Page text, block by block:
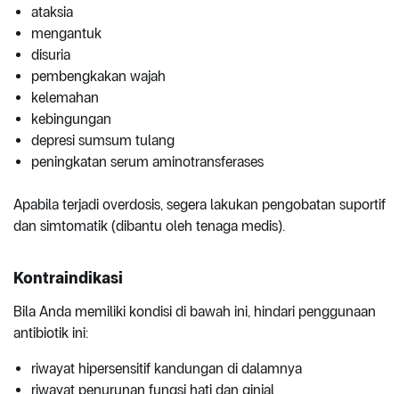
ataksia
mengantuk
disuria
pembengkakan wajah
kelemahan
kebingungan
depresi sumsum tulang
peningkatan serum aminotransferases
Apabila terjadi overdosis, segera lakukan pengobatan suportif
dan simtomatik (dibantu oleh tenaga medis).
Kontraindikasi
Bila Anda memiliki kondisi di bawah ini, hindari penggunaan
antibiotik ini:
riwayat hipersensitif kandungan di dalamnya
riwayat penurunan fungsi hati dan ginjal